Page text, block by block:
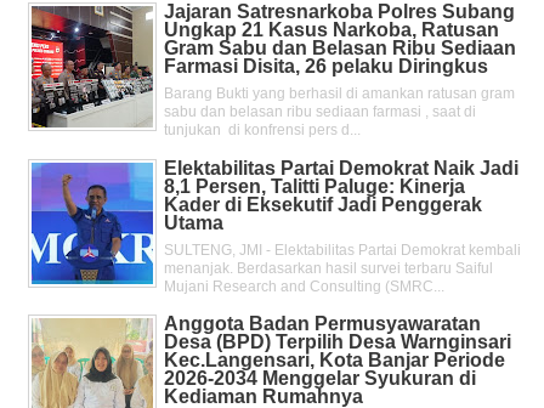
Jajaran Satresnarkoba Polres Subang
Ungkap 21 Kasus Narkoba, Ratusan
Gram Sabu dan Belasan Ribu Sediaan
Farmasi Disita, 26 pelaku Diringkus
Barang Bukti yang berhasil di amankan ratusan gram
sabu dan belasan ribu sediaan farmasi , saat di
tunjukan di konfrensi pers d...
Elektabilitas Partai Demokrat Naik Jadi
8,1 Persen, Talitti Paluge: Kinerja
Kader di Eksekutif Jadi Penggerak
Utama
SULTENG, JMI - Elektabilitas Partai Demokrat kembali
menanjak. Berdasarkan hasil survei terbaru Saiful
Mujani Research and Consulting (SMRC...
Anggota Badan Permusyawaratan
Desa (BPD) Terpilih Desa Warnginsari
Kec.Langensari, Kota Banjar Periode
2026-2034 Menggelar Syukuran di
Kediaman Rumahnya